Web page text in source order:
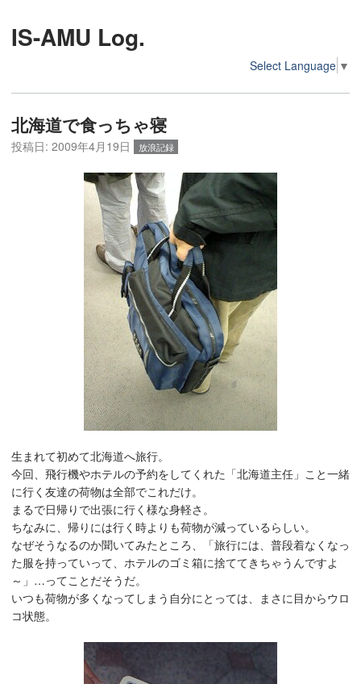
IS-AMU Log.
Select Language ▼
北海道で食っちゃ寝
投稿日: 2009年4月19日 放浪記録
生まれて初めて北海道へ旅行。
今回、飛行機やホテルの予約をしてくれた「北海道主任」こと一緒
に行く友達の荷物は全部でこれだけ。
まるで日帰りで出張に行く様な身軽さ。
ちなみに、帰りには行く時よりも荷物が減っているらしい。
なぜそうなるのか聞いてみたところ、「旅行には、普段着なくなっ
た服を持っていって、ホテルのゴミ箱に捨ててきちゃうんですよ
～」…ってことだそうだ。
いつも荷物が多くなってしまう自分にとっては、まさに目からウロ
コ状態。